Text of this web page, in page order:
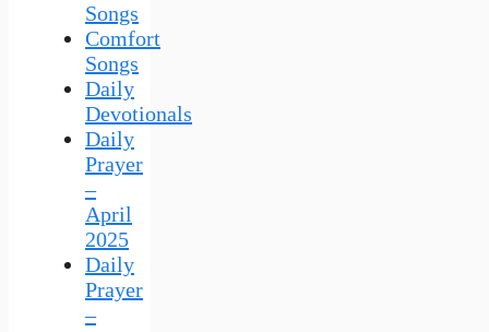
Songs
Comfort
Songs
Daily
Devotionals
Daily
Prayer
–
April
2025
Daily
Prayer
–